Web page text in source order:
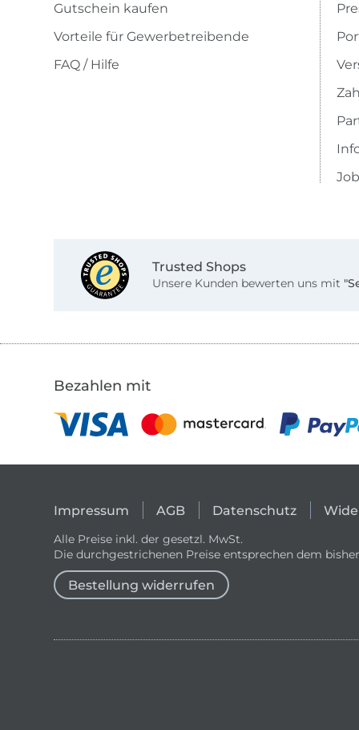
Gutschein kaufen
Vorteile für Gewerbetreibende
FAQ / Hilfe
Trusted Shops
Unsere Kunden bewerten uns mit
Bezahlen mit
Impressum AGB Datenschutz
Alle Preise inkl. der gesetzl. MwSt.
Die durchgestrichenen Preise entsprechen dem
Bestellung widerrufen